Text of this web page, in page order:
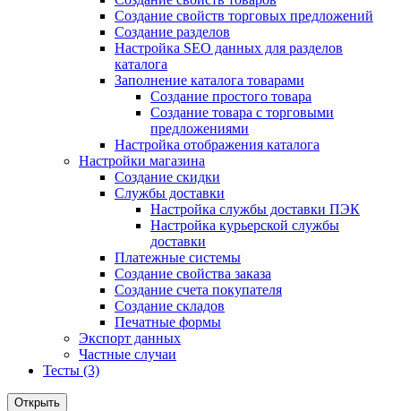
Создание свойств торговых предложений
Создание разделов
Настройка SEO данных для разделов
каталога
Заполнение каталога товарами
Создание простого товара
Создание товара с торговыми
предложениями
Настройка отображения каталога
Настройки магазина
Создание скидки
Службы доставки
Настройка службы доставки ПЭК
Настройка курьерской службы
доставки
Платежные системы
Создание свойства заказа
Создание счета покупателя
Создание складов
Печатные формы
Экспорт данных
Частные случаи
Тесты (3)
Открыть